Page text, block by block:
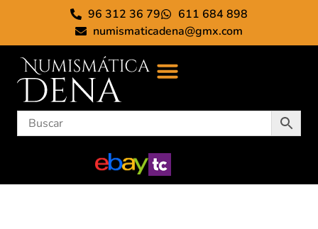
96 312 36 79
611 684 898
numismaticadena@gmx.com